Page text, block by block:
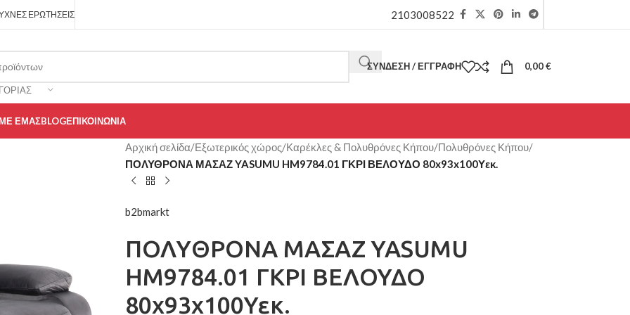
ΕΡΩΤΉΣΕΙΣ 2103008522
ΣΎΝΔΕΣΗ / ΕΓΓΡΑΦΉ 0,00€
ΕΜΆΣBLOGΕΠΙΚΟΙΝΩΝΊΑ
Αρχική σελίδα/Εξωτερικός χώρος/Καρέκλες & Πολυθρόνες Κήπου/Πολυθρόνες Κήπου/
ΠΟΛΥΘΡΟΝΑ ΜΑΣΑΖ YASUMU HM9784.01 ΓΚΡΙ ΒΕΛΟΥΔΟ 80x93x100Υεκ.
b2bmarkt
ΠΟΛΥΘΡΟΝΑ ΜΑΣΑΖ YASUMU
HM9784.01 ΓΚΡΙ ΒΕΛΟΥΔΟ
80x93x100Υεκ.